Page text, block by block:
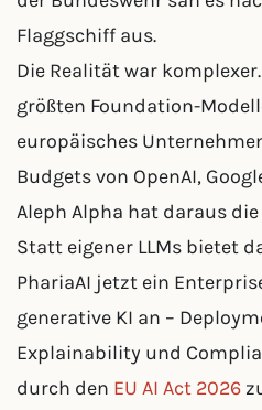
Flaggschiff aus.
Die Realität war
größten Foundation-
europäisches
Budgets von OpenAI,
Aleph Alpha hat daraus
Statt eigener LLMs bietet
PhariaAI jetzt ein
generative KI an –
Explainability und
durch den EU AI Act 2026